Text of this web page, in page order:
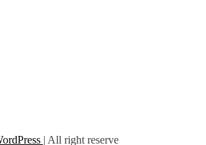
| All right reserve